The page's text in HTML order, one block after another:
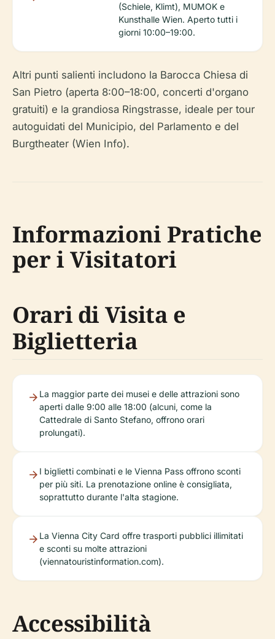
(Schiele, Klimt), MUMOK e
Kunsthalle Wien. Aperto tutti i
giorni 10:00–19:00.
Altri punti salienti includono la Barocca Chiesa di
San Pietro (aperta 8:00–18:00, concerti d'organo
gratuiti) e la grandiosa Ringstrasse, ideale per tour
autoguidati del Municipio, del Parlamento e del
Burgtheater (Wien Info).
Informazioni Pratiche
per i Visitatori
Orari di Visita e
Biglietteria
La maggior parte dei musei e delle attrazioni sono
aperti dalle 9:00 alle 18:00 (alcuni, come la
Cattedrale di Santo Stefano, offrono orari
prolungati).
I biglietti combinati e le Vienna Pass offrono sconti
per più siti. La prenotazione online è consigliata,
soprattutto durante l'alta stagione.
La Vienna City Card offre trasporti pubblici illimitati
e sconti su molte attrazioni
(viennatouristinformation.com).
Accessibilità